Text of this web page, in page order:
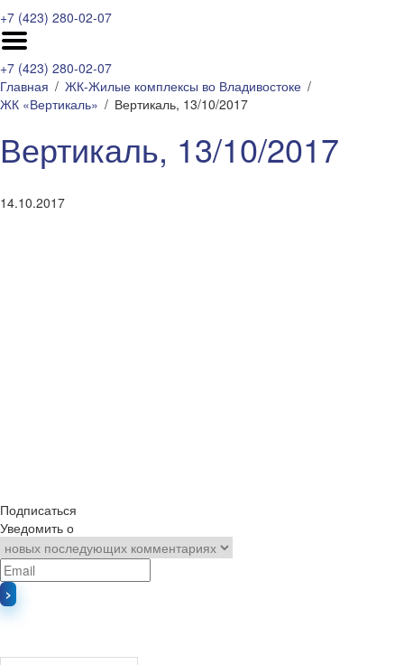
+7 (423) 280-02-07
+7 (423) 280-02-07
Главная
ЖК-Жилые комплексы во Владивостоке
ЖК «Вертикаль»
Вертикаль, 13/10/2017
Вертикаль, 13/10/2017
14.10.2017
Подписаться
Уведомить о